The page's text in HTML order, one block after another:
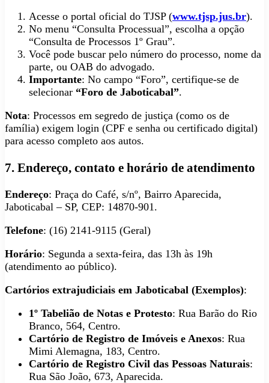
Acesse o portal oficial do TJSP (www.tjsp.jus.br).
No menu “Consulta Processual”, escolha a opção
“Consulta de Processos 1º Grau”.
Você pode buscar pelo número do processo, nome da
parte, ou OAB do advogado.
Importante: No campo “Foro”, certifique-se de
selecionar “Foro de Jaboticabal”.
Nota: Processos em segredo de justiça (como os de
família) exigem login (CPF e senha ou certificado digital)
para acesso completo aos autos.
7. Endereço, contato e horário de atendimento
Endereço: Praça do Café, s/nº, Bairro Aparecida,
Jaboticabal – SP, CEP: 14870-901.
Telefone: (16) 2141-9115 (Geral)
Horário: Segunda a sexta-feira, das 13h às 19h
(atendimento ao público).
Cartórios extrajudiciais em Jaboticabal (Exemplos):
1º Tabelião de Notas e Protesto: Rua Barão do Rio
Branco, 564, Centro.
Cartório de Registro de Imóveis e Anexos: Rua
Mimi Alemagna, 183, Centro.
Cartório de Registro Civil das Pessoas Naturais:
Rua São João, 673, Aparecida.